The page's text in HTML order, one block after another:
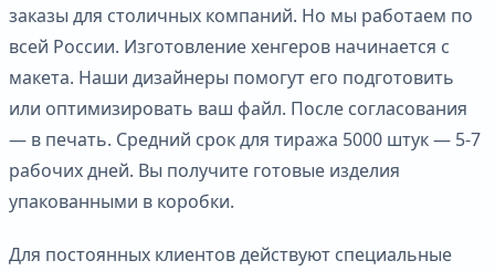
заказы для столичных компаний. Но мы работаем по
всей России. Изготовление хенгеров начинается с
макета. Наши дизайнеры помогут его подготовить
или оптимизировать ваш файл. После согласования
— в печать. Средний срок для тиража 5000 штук — 5-7
рабочих дней. Вы получите готовые изделия
упакованными в коробки.
Для постоянных клиентов действуют специальные